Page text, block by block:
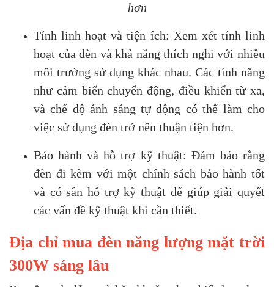
hơn
Tính linh hoạt và tiện ích: Xem xét tính linh
hoạt của đèn và khả năng thích nghi với nhiều
môi trường sử dụng khác nhau. Các tính năng
như cảm biến chuyển động, điều khiển từ xa,
và chế độ ánh sáng tự động có thể làm cho
việc sử dụng đèn trở nên thuận tiện hơn.
Bảo hành và hỗ trợ kỹ thuật: Đảm bảo rằng
đèn đi kèm với một chính sách bảo hành tốt
và có sẵn hỗ trợ kỹ thuật để giúp giải quyết
các vấn đề kỹ thuật khi cần thiết.
Địa chỉ mua đèn năng lượng mặt trời
300W sáng lâu